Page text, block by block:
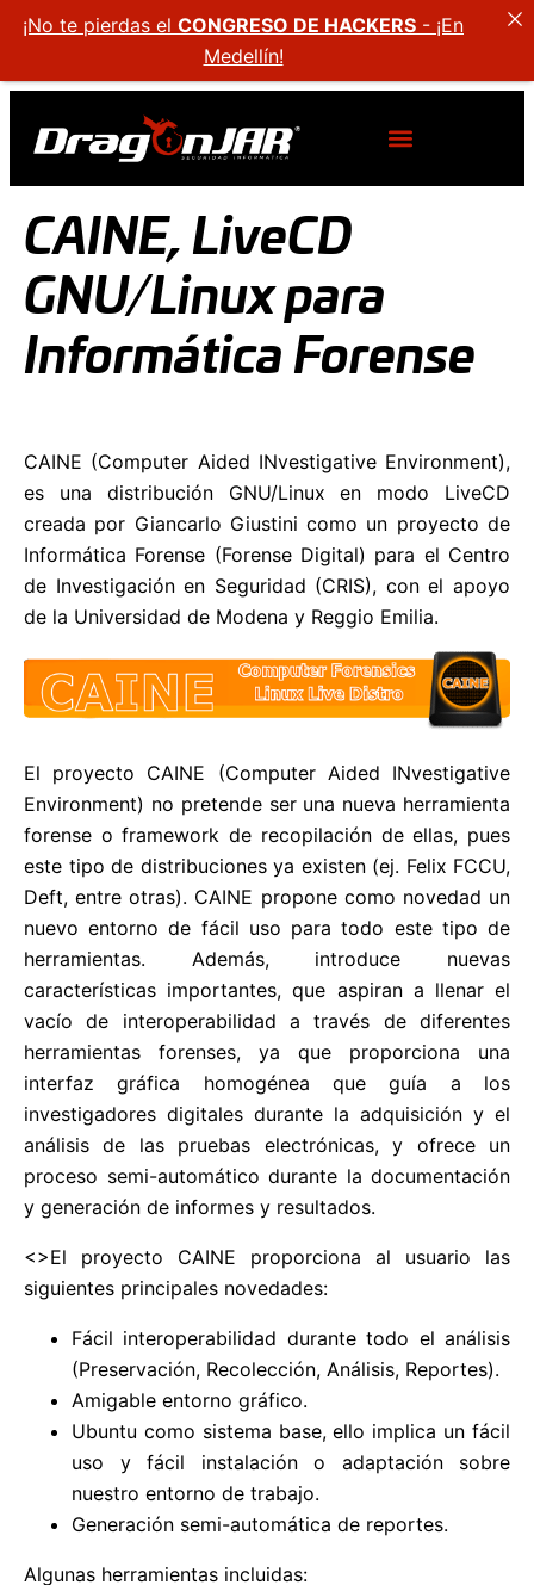
CAINE, LiveCD
GNU/Linux para
Informática Forense
CAINE (Computer Aided INvestigative Environment),
es una distribución GNU/Linux en modo LiveCD
creada por Giancarlo Giustini como un proyecto de
Informática Forense (Forense Digital) para el Centro
de Investigación en Seguridad (CRIS), con el apoyo
de la Universidad de Modena y Reggio Emilia.
El proyecto CAINE (Computer Aided INvestigative
Environment) no pretende ser una nueva herramienta
forense o framework de recopilación de ellas, pues
este tipo de distribuciones ya existen (ej. Felix FCCU,
Deft, entre otras). CAINE propone como novedad un
nuevo entorno de fácil uso para todo este tipo de
herramientas. Además, introduce nuevas
características importantes, que aspiran a llenar el
vacío de interoperabilidad a través de diferentes
herramientas forenses, ya que proporciona una
interfaz gráfica homogénea que guía a los
investigadores digitales durante la adquisición y el
análisis de las pruebas electrónicas, y ofrece un
proceso semi-automático durante la documentación
y generación de informes y resultados.
<>El proyecto CAINE proporciona al usuario las
siguientes principales novedades:
Fácil interoperabilidad durante todo el análisis
(Preservación, Recolección, Análisis, Reportes).
Amigable entorno gráfico.
Ubuntu como sistema base, ello implica un fácil
uso y fácil instalación o adaptación sobre
nuestro entorno de trabajo.
Generación semi-automática de reportes.
Algunas herramientas incluidas:
¡No te pierdas el CONGRESO DE HACKERS - ¡En
Medellín!